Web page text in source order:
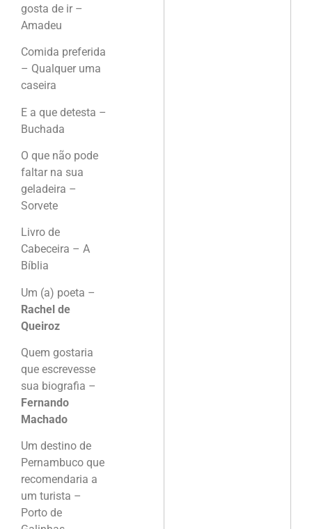
gosta de ir –
Amadeu
Comida preferida
– Qualquer uma
caseira
E a que detesta –
Buchada
O que não pode
faltar na sua
geladeira –
Sorvete
Livro de
Cabeceira – A
Bíblia
Um (a) poeta –
Rachel de
Queiroz
Quem gostaria
que escrevesse
sua biografia –
Fernando
Machado
Um destino de
Pernambuco que
recomendaria a
um turista –
Porto de